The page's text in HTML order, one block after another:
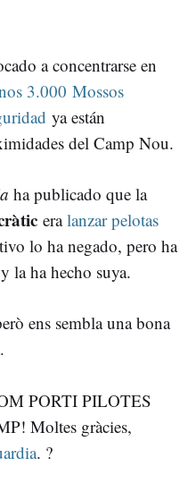
a concentrarse en
3.000 Mossos
ya están
del Camp Nou.
ha publicado que la
eralanzar pelotas
lo ha negado, pero ha
la ha hecho suya.
ens sembla una bona
PORTI PILOTES
Moltes gràcies,
. ?